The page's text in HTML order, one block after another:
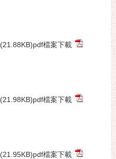
(21.88KB)pdf檔案下載
(21.98KB)pdf檔案下載
(21.95KB)pdf檔案下載